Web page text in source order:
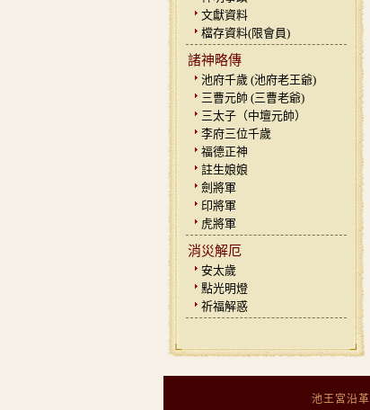
文獻資料
檔存資料(限會員)
諸神略傳
池府千歲 (池府老王爺)
三曹元帥 (三曹老爺)
三太子（中壇元帥）
李府三位千歲
福德正神
註生娘娘
劍將軍
印將軍
虎將軍
消災解厄
安太歲
點光明燈
祈福解惑
池王宮沿革